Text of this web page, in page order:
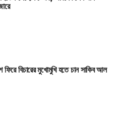
ফিরে বিচারের মুখোমুখি হতে চান সাকিব আল